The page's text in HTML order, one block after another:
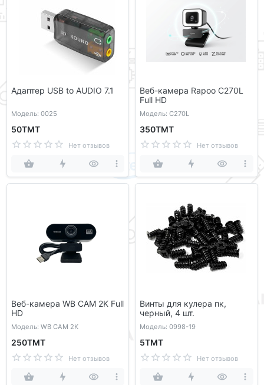
Адаптер USB to AUDIO 7.1
Модель: 0025
50ТМТ
Нет отзывов
Веб-камера Rapoo C270L
Full HD
Модель: C270L
350ТМТ
Нет отзывов
Веб-камера WB CAM 2K Full
HD
Модель: WB CAM 2K
250ТМТ
Нет отзывов
Винты для кулера пк,
черный, 4 шт.
Модель: 0998-19
5ТМТ
Нет отзывов